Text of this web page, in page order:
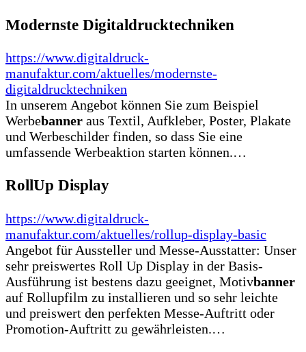
Modernste Digitaldrucktechniken
https://www.digitaldruck-
manufaktur.com/aktuelles/modernste-
digitaldrucktechniken
In unserem Angebot können Sie zum Beispiel
Werbebanner aus Textil, Aufkleber, Poster, Plakate
und Werbeschilder finden, so dass Sie eine
umfassende Werbeaktion starten können.…
RollUp Display
https://www.digitaldruck-
manufaktur.com/aktuelles/rollup-display-basic
Angebot für Aussteller und Messe-Ausstatter: Unser
sehr preiswertes Roll Up Display in der Basis-
Ausführung ist bestens dazu geeignet, Motivbanner
auf Rollupfilm zu installieren und so sehr leichte
und preiswert den perfekten Messe-Auftritt oder
Promotion-Auftritt zu gewährleisten.…